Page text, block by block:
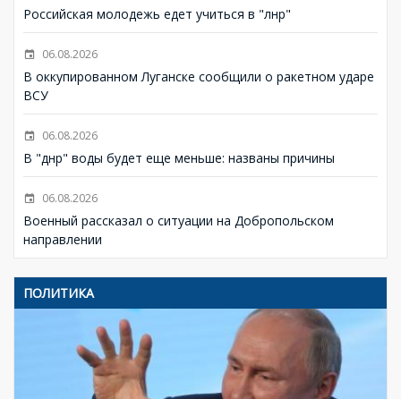
Российская молодежь едет учиться в "лнр"
06.08.2026
В оккупированном Луганске сообщили о ракетном ударе
ВСУ
06.08.2026
В "днр" воды будет еще меньше: названы причины
06.08.2026
Военный рассказал о ситуации на Добропольском
направлении
ПОЛИТИКА